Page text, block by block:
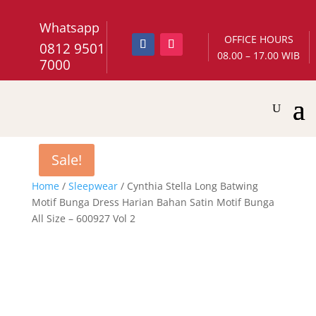
Whatsapp
0812 9501
7000
OFFICE HOURS
08.00 – 17.00 WIB
Home/ Sleepwear/ Cynthia Stella Long Batwing
Motif Bunga Dress Harian Bahan Satin Motif Bunga
All Size – 600927 Vol 2
Sale!